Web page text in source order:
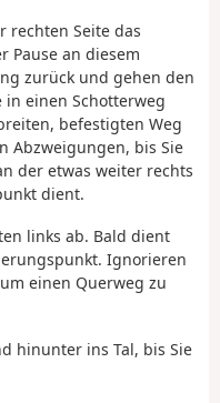
rechten Seite das
Pause an diesem
zurück und gehen den
einen Schotterweg
befestigten Weg
Abzweigungen, bis Sie
der etwas weiter rechts
dient.
links ab. Bald dient
Ignorieren
einen Querweg zu
hinunter ins Tal, bis Sie